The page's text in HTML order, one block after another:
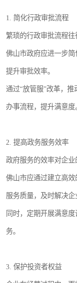
1. 简化行政审批流程
繁琐的行政审批流程往
佛山市政府应进一步简
提升审批效率。
通过“放管服”改革，
办事流程，提升满意度
2. 提高政务服务效率
政府服务的效率对企业
佛山市应通过建立高
服务质量，及时解决企
同时，定期开展满意
务。
3. 保护投资者权益